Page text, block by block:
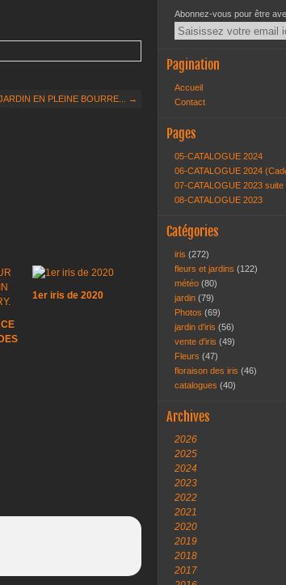
EN PLEINE BOURRE... →
1er iris de 2020
Abonnez-vous pour être
Pagination
Accueil
Contact
Pages
05-CATALOGUE 2024
06-CATALOGUE 2024
07-CATALOGUE 2023 suite
08-CATALOGUE 2023
Catégories
iris (272)
fleurs et jardins (122)
météo (80)
jardin (79)
Photos (69)
jardin d'iris (56)
vente d'iris (49)
Fleurs (47)
floraison des iris (46)
catalogues (40)
Archives
2026
2025
2024
2023
2022
2021
2020
2019
2018
2017